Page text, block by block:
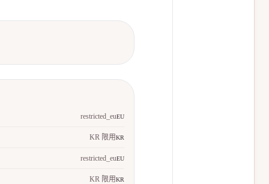
restricted_euEU
KR 限用KR
restricted_euEU
KR 限用KR